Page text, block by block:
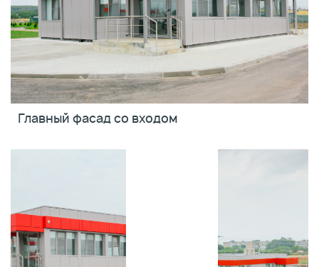
Главный фасад со входом